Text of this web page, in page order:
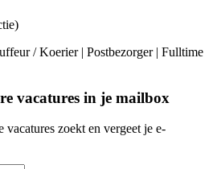
/ Koerier | Postbezorger | Fulltime
vacatures in je mailbox
zoekt en vergeet je e-